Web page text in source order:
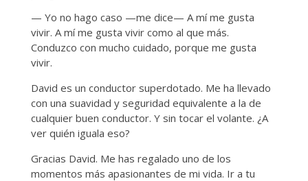
— Yo no hago caso —me dice— A mí me gusta
vivir. A mí me gusta vivir como al que más.
Conduzco con mucho cuidado, porque me gusta
vivir.
David es un conductor superdotado. Me ha llevado
con una suavidad y seguridad equivalente a la de
cualquier buen conductor. Y sin tocar el volante. ¿A
ver quién iguala eso?
Gracias David. Me has regalado uno de los
momentos más apasionantes de mi vida. Ir a tu